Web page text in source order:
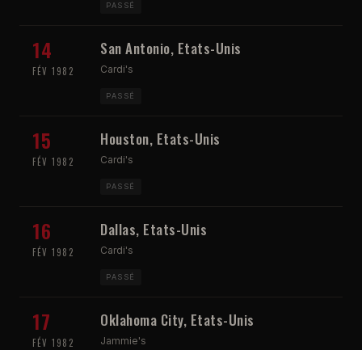
PASSÉ
14
FÉV 1982
San Antonio, Etats-Unis
Cardi's
PASSÉ
15
FÉV 1982
Houston, Etats-Unis
Cardi's
PASSÉ
16
FÉV 1982
Dallas, Etats-Unis
Cardi's
PASSÉ
17
FÉV 1982
Oklahoma City, Etats-Unis
Jammie's